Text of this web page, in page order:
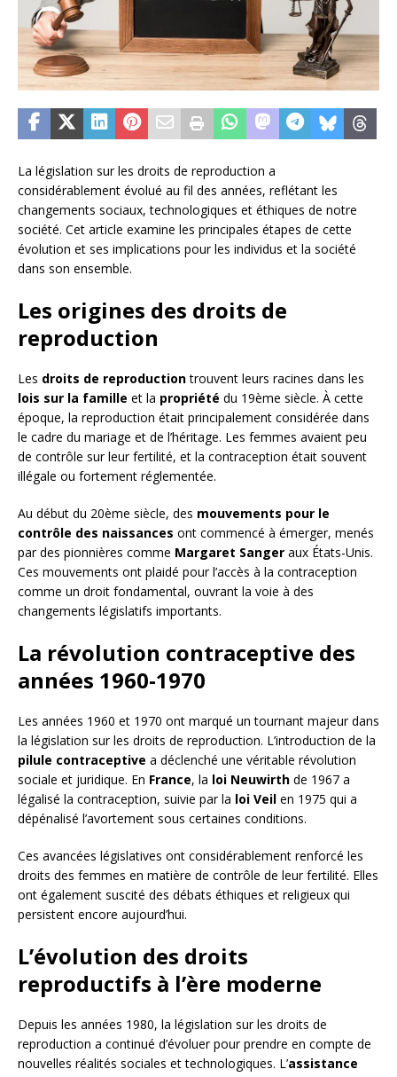
La législation sur les droits de reproduction a
considérablement évolué au fil des années, reflétant les
changements sociaux, technologiques et éthiques de notre
société. Cet article examine les principales étapes de cette
évolution et ses implications pour les individus et la société
dans son ensemble.
Les origines des droits de
reproduction
Les droits de reproductiontrouvent leurs racines dans les
lois sur la famille et la propriété du 19ème siècle. À cette
époque, la reproduction était principalement considérée dans
le cadre du mariage et de l’héritage. Les femmes avaient peu
de contrôle sur leur fertilité, et la contraception était souvent
illégale ou fortement réglementée.
Au début du 20ème siècle, des mouvements pour le
contrôle des naissances ont commencé à émerger, menés
par des pionnières comme Margaret Sanger aux États-Unis.
Ces mouvements ont plaidé pour l’accès à la contraception
comme un droit fondamental, ouvrant la voie à des
changements législatifs importants.
La révolution contraceptive des
années 1960-1970
Les années 1960 et 1970 ont marqué un tournant majeur dans
la législation sur les droits de reproduction. L’introduction de la
pilule contraceptive a déclenché une véritable révolution
sociale et juridique. En France, la loi Neuwirth de 1967 a
légalisé la contraception, suivie par la loi Veil en 1975 qui a
dépénalisé l’avortement sous certaines conditions.
Ces avancées législatives ont considérablement renforcé les
droits des femmes en matière de contrôle de leur fertilité. Elles
ont également suscité des débats éthiques et religieux qui
persistent encore aujourd’hui.
L’évolution des droits
reproductifs à l’ère moderne
Depuis les années 1980, la législation sur les droits de
reproduction a continué d’évoluer pour prendre en compte de
nouvelles réalités sociales et technologiques. L’assistance